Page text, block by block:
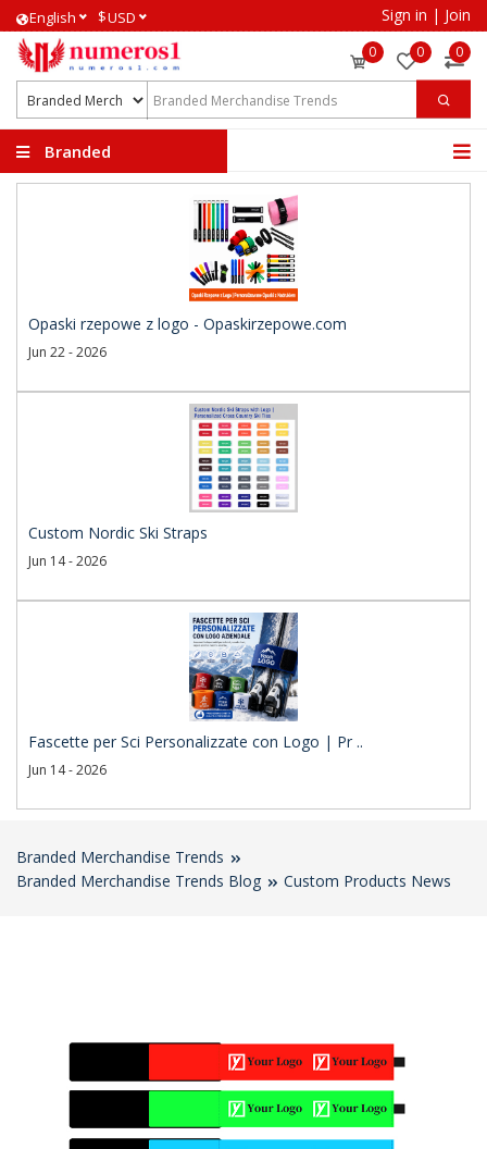
English $USD Sign in | Join
0 0 0
Branded
Opaski rzepowe z logo - Opaskirzepowe.com
Jun 22 - 2026
Custom Nordic Ski Straps
Jun 14 - 2026
Fascette per Sci Personalizzate con Logo | Pr ..
Jun 14 - 2026
Branded Merchandise Trends
Branded Merchandise Trends Blog
Custom Products News